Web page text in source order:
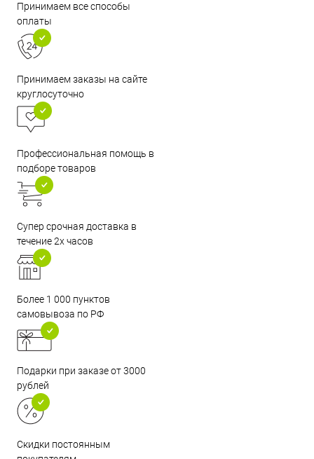
Принимаем все способы
оплаты
Принимаем заказы на сайте
круглосуточно
Профессиональная помощь в
подборе товаров
Супер срочная доставка в
течение 2х часов
Более 1 000 пунктов
самовывоза по РФ
Подарки при заказе от 3000
рублей
Скидки постоянным